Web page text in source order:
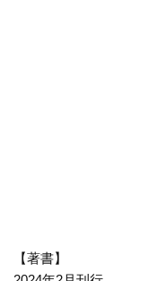
【著書】